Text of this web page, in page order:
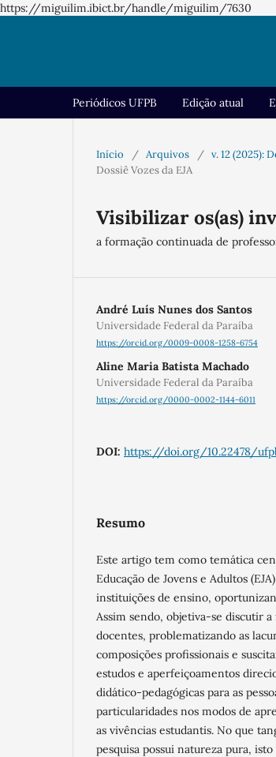
https://miguilim.ibict.br/handle/miguilim/7630
Periódicos UFPB Edição atual
Início / Arquivos / v. 12 (2025):
Dossiê Vozes da EJA
Visibilizar os(as)
a formação continuada de
André Luís Nunes dos Santos
Universidade Federal da Paraíba
https://orcid.org/0009-0008-1258-6754
Aline Maria Batista Machado
Universidade Federal da Paraíba
https://orcid.org/0000-0002-1144-6011
DOI: https://doi.org/10.22478/
Resumo
Este artigo tem como temática
Educação de Jovens e Adultos
instituições de ensino,
Assim sendo, objetiva-se discutir
docentes, problematizando as
composições profissionais e
estudos e aperfeiçoamentos
didático-pedagógicas para as
particularidades nos modos de
as vivências estudantis. No que
pesquisa possui natureza pura,